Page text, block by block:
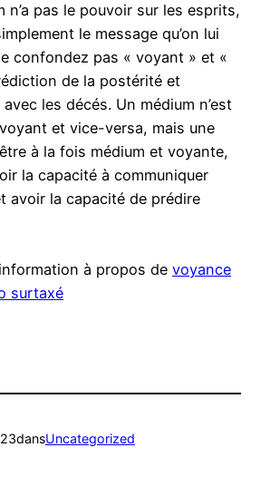
n’a pas le pouvoir sur les esprits,
le message qu’on lui
confondez pas « voyant » et «
de la postérité et
les décés. Un médium n’est
et vice-versa, mais une
à la fois médium et voyante,
la capacité à communiquer
avoir la capacité de prédire
à propos de voyance
surtaxé
dansUncategorized